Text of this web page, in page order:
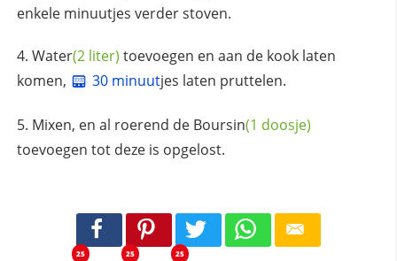
enkele minuutjes verder stoven.
Water(2 liter) toevoegen en aan de kook laten
komen,
30 minuutjes laten pruttelen.
Mixen, en al roerend de Boursin(1 doosje)
toevoegen tot deze is opgelost.
25 25 25